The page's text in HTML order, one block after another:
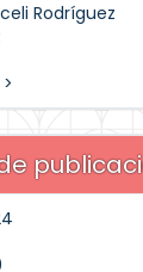
Rodríguez